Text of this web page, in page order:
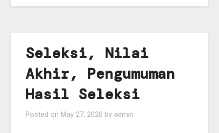
Seleksi, Nilai
Akhir, Pengumuman
Hasil Seleksi
Posted on May 27, 2020 by admin